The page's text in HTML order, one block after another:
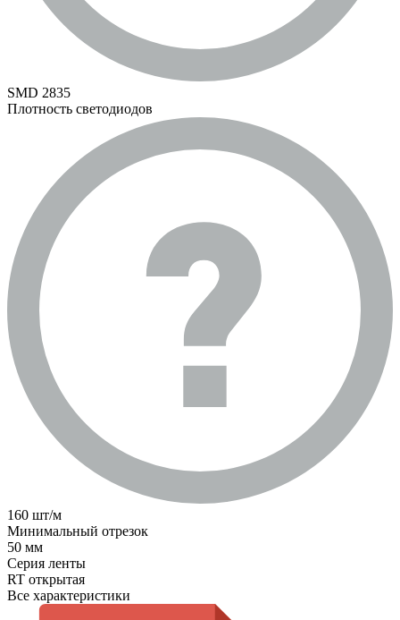
SMD 2835
Плотность светодиодов
160 шт/м
Минимальный отрезок
50 мм
Серия ленты
RT открытая
Все характеристики